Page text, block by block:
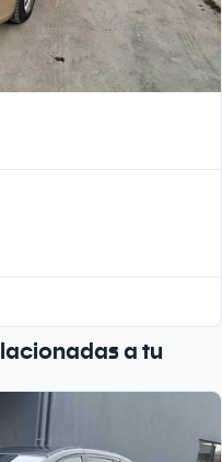
a tu